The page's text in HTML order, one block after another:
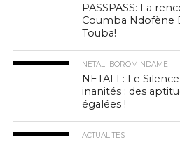
PASSPASS: La
Coumba Ndofène
Touba!
NETALI BOROM NDAME
NETALI : Le
inanités : des
égalées !
ACTUALITÉS